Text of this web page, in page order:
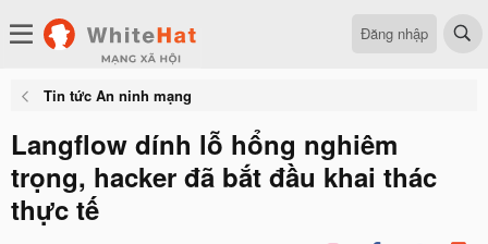
Đăng nhập
Tin tức An ninh mạng
Langflow dính lỗ hổng nghiêm
trọng, hacker đã bắt đầu khai thác
thực tế